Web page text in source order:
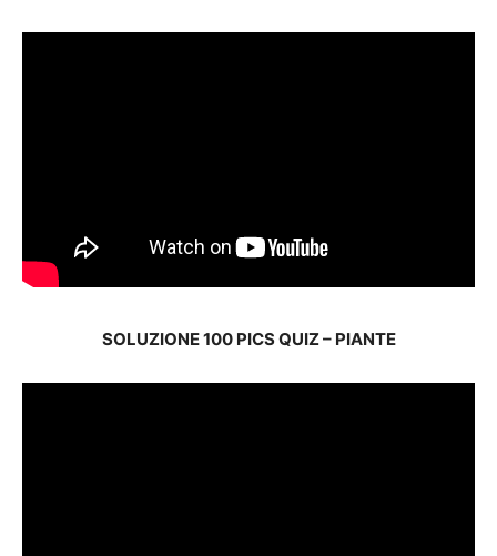
SOLUZIONE 100 PICS QUIZ – PIANTE